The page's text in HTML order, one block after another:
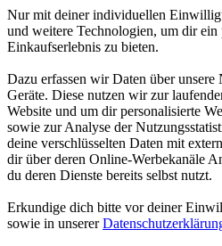
Nur mit deiner individuellen
und weitere Technologien, um dir ein
Einkaufserlebnis zu bieten.
Dazu erfassen wir Daten über unsere
Geräte. Diese nutzen wir zur
Website und um dir personalisierte
sowie zur Analyse der
deine verschlüsselten Daten mit
dir über deren Online-Werbekanäle
du deren Dienste bereits selbst nutzt.
Erkundige dich bitte vor deiner
sowie in unserer